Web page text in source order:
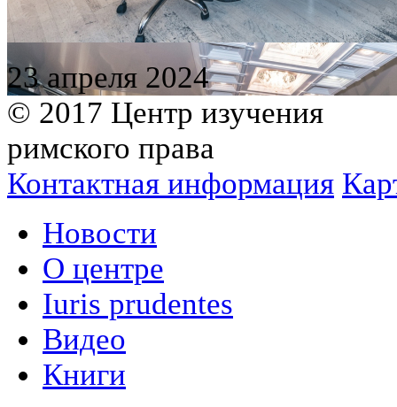
23 апреля 2024
© 2017 Центр изучения
римского права
Контактная информация
Новости
О центре
Iuris prudentes
Видео
Книги